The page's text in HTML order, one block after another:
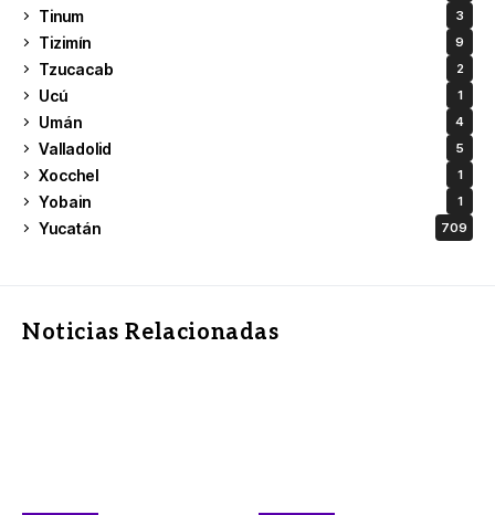
Tinum 3
Tizimín 9
Tzucacab 2
Ucú 1
Umán 4
Valladolid 5
Xocchel 1
Yobain 1
Yucatán 709
Noticias Relacionadas